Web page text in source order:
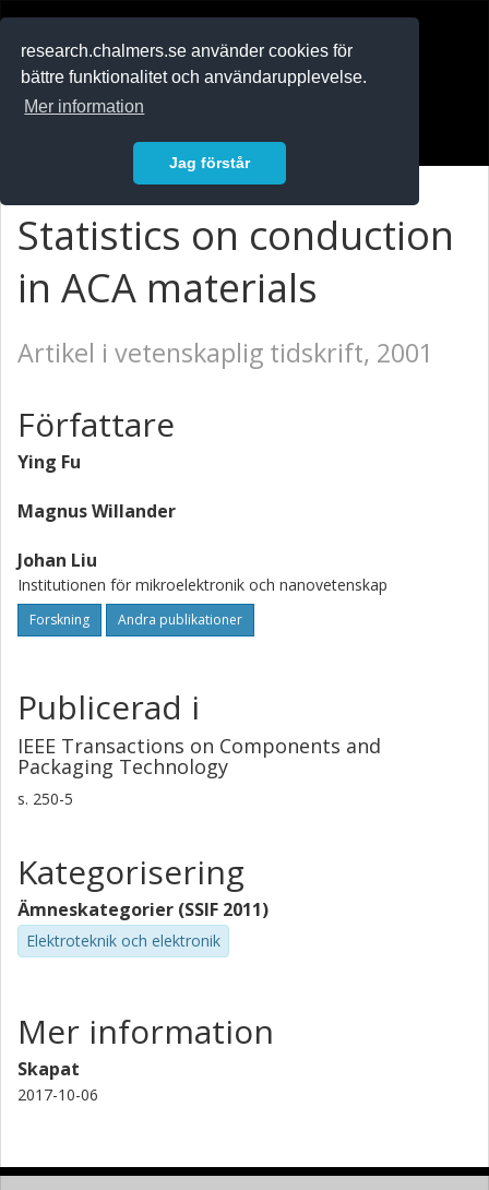
research.chalmers.se använder cookies för
bättre funktionalitet och användarupplevelse.
Mer information
Jag förstår
Statistics on conduction
in ACA materials
Artikel i vetenskaplig tidskrift, 2001
Författare
Ying Fu
Magnus Willander
Johan Liu
Institutionen för mikroelektronik och nanovetenskap
Forskning Andra publikationer
Publicerad i
IEEE Transactions on Components and
Packaging Technology
s. 250-5
Kategorisering
Ämneskategorier (SSIF 2011)
Elektroteknik och elektronik
Mer information
Skapat
2017-10-06